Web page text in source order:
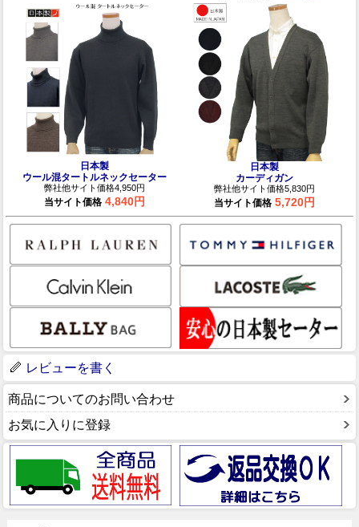
日本製
ウール混タートルネックセーター
弊社他サイト価格4,950円
当サイト価格 4,840円
日本製
カーディガン
弊社他サイト価格5,830円
当サイト価格 5,720円
レビューを書く
商品についてのお問い合わせ
お気に入りに登録